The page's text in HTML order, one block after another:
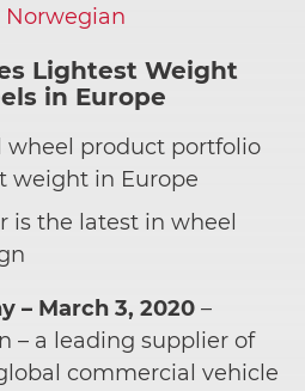
Norwegian
Lightest Weight
in Europe
wheel product portfolio
weight in Europe
is the latest in wheel
– March 3, 2020–
– a leading supplier of
commercial vehicle